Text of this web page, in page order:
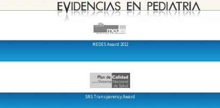
MEDES Award 2012
SNS Transparency Award